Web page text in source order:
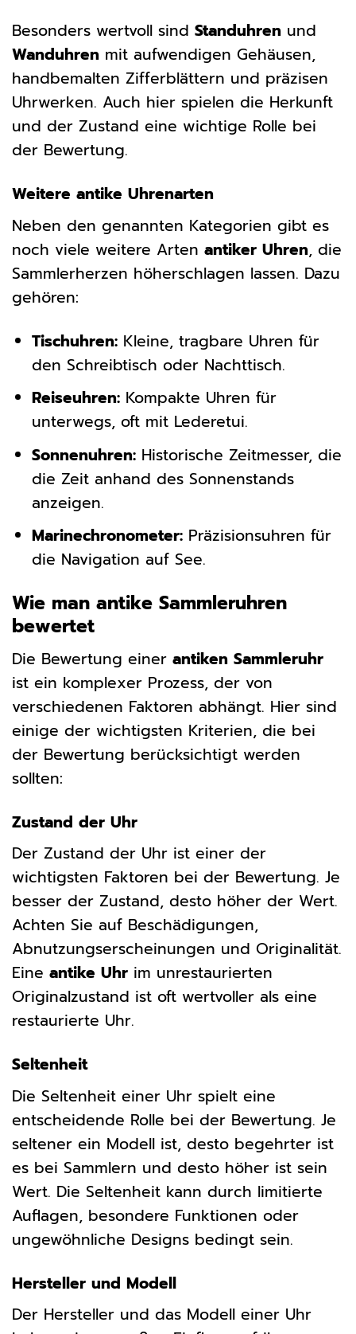
Besonders wertvoll sind Standuhren und
Wanduhren mit aufwendigen Gehäusen,
handbemalten Zifferblättern und präzisen
Uhrwerken. Auch hier spielen die Herkunft
und der Zustand eine wichtige Rolle bei
der Bewertung.
Weitere antike Uhrenarten
Neben den genannten Kategorien gibt es
noch viele weitere Arten antiker Uhren, die
Sammlerherzen höherschlagen lassen. Dazu
gehören:
Tischuhren:Kleine, tragbare Uhren für
den Schreibtisch oder Nachttisch.
Reiseuhren:Kompakte Uhren für
unterwegs, oft mit Lederetui.
Sonnenuhren:Historische Zeitmesser, die
die Zeit anhand des Sonnenstands
anzeigen.
Marinechronometer:Präzisionsuhren für
die Navigation auf See.
Wie man antike Sammleruhren
bewertet
Die Bewertung einer antiken Sammleruhr
ist ein komplexer Prozess, der von
verschiedenen Faktoren abhängt. Hier sind
einige der wichtigsten Kriterien, die bei
der Bewertung berücksichtigt werden
sollten:
Zustand der Uhr
Der Zustand der Uhr ist einer der
wichtigsten Faktoren bei der Bewertung. Je
besser der Zustand, desto höher der Wert.
Achten Sie auf Beschädigungen,
Abnutzungserscheinungen und Originalität.
Eine antike Uhr im unrestaurierten
Originalzustand ist oft wertvoller als eine
restaurierte Uhr.
Seltenheit
Die Seltenheit einer Uhr spielt eine
entscheidende Rolle bei der Bewertung. Je
seltener ein Modell ist, desto begehrter ist
es bei Sammlern und desto höher ist sein
Wert. Die Seltenheit kann durch limitierte
Auflagen, besondere Funktionen oder
ungewöhnliche Designs bedingt sein.
Hersteller und Modell
Der Hersteller und das Modell einer Uhr